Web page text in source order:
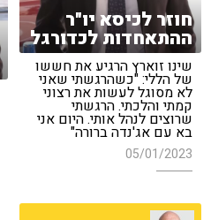
חוזר לכיסא יו"ר
ההתאחדות לכדורגל
שינו זוארץ הרגיע את חששו
של הללי: "כשהרגשתי שאני
לא מסוגל לעשות את רצוני
קמתי והלכתי. הרגשתי
שרוצים לנהל אותי. היום אני
בא עם אג'נדה ברורה"
05/01/2023